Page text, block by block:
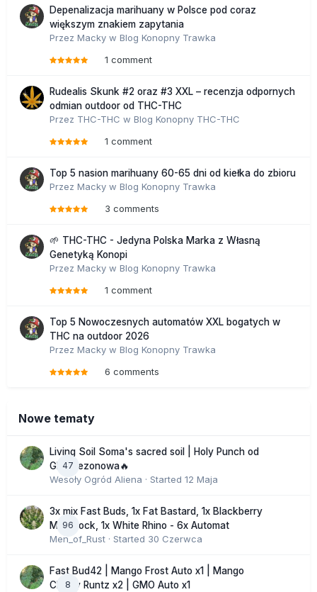
Depenalizacja marihuany w Polsce pod coraz
większym znakiem zapytania
Przez Macky w Blog Konopny Trawka
1 comment
Rudealis Skunk #2 oraz #3 XXL – recenzja odpornych
odmian outdoor od THC-THC
Przez THC-THC w Blog Konopny THC-THC
1 comment
Top 5 nasion marihuany 60-65 dni od kiełka do zbioru
Przez Macky w Blog Konopny Trawka
3 comments
🌱 THC-THC - Jedyna Polska Marka z Własną
Genetyką Konopi
Przez Macky w Blog Konopny Trawka
1 comment
Top 5 Nowoczesnych automatów XXL bogatych w
THC na outdoor 2026
Przez Macky w Blog Konopny Trawka
6 comments
Nowe tematy
47
Living Soil Soma's sacred soil | Holy Punch od
GHS sezonowa🔥
Wesoły Ogród Aliena · Started 12 Maja
96
3x mix Fast Buds, 1x Fat Bastard, 1x Blackberry
Moonrock, 1x White Rhino - 6x Automat
Men_of_Rust · Started 30 Czerwca
8
Fast Bud42 | Mango Frost Auto x1 | Mango
Cherry Runtz x2 | GMO Auto x1